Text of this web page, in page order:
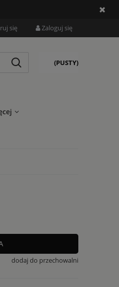
się Zaloguj się
(PUSTY)
dodaj do przechowalni